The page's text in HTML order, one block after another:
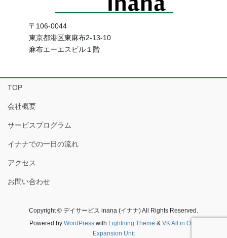
〒106-0044
東京都港区東麻布2-13-10
麻布エーエスビル１階
TOP
会社概要
サービスプログラム
イナナでの一日の流れ
アクセス
お問い合わせ
Copyright © デイサービス inana (イナナ) All Rights Reserved.
Powered by WordPresswith Lightning Theme & VK All in One
Expansion Unit